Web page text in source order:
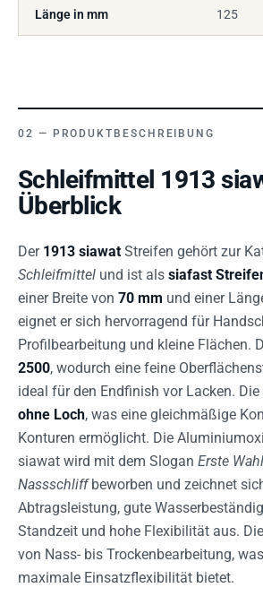
Länge in mm 125
PRODUKTBESCHREIBUNG
Schleifmittel 1913
Überblick
Der 1913 siawat Streifen gehört zur
Schleifmittel und ist als siafast
einer Breite von 70 mm und einer
eignet er sich hervorragend für
Profilbearbeitung und kleine Flächen.
2500, wodurch eine feine
ideal für den Endfinish vor Lacken.
ohne Loch, was eine gleichmäßige
Konturen ermöglicht. Die
siawat wird mit dem Slogan Erste
Nassschliffbeworben und zeichnet
Abtragsleistung, gute
Standzeit und hohe Flexibilität aus.
von Nass- bis Trockenbearbeitung,
maximale Einsatzflexibilität bietet.